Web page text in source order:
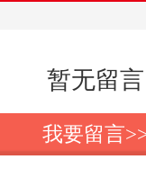
暂无留言
我要留言